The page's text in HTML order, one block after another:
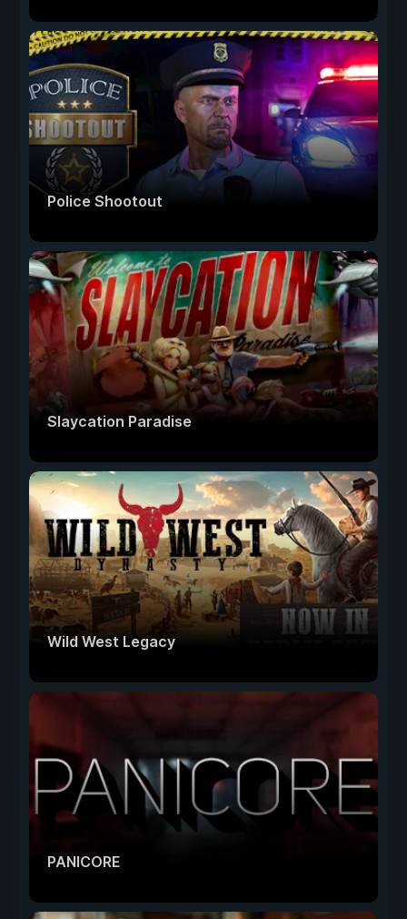
Police Shootout
Slaycation Paradise
Wild West Legacy
PANICORE